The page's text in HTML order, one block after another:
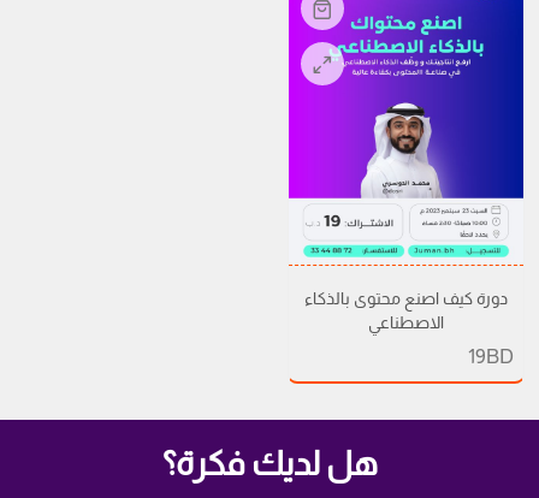
دورة كيف اصنع محتوى بالذكاء
الاصطناعي
19 BD
هل لديك فكرة؟